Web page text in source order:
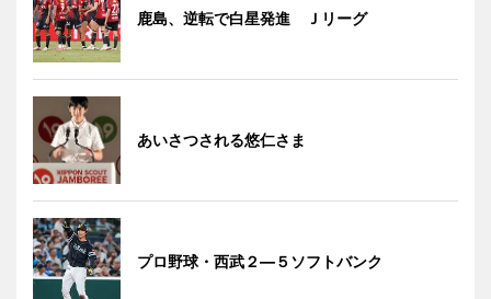
鹿島、逆転で白星発進 Ｊリーグ
あいさつされる悠仁さま
プロ野球・西武２―５ソフトバンク